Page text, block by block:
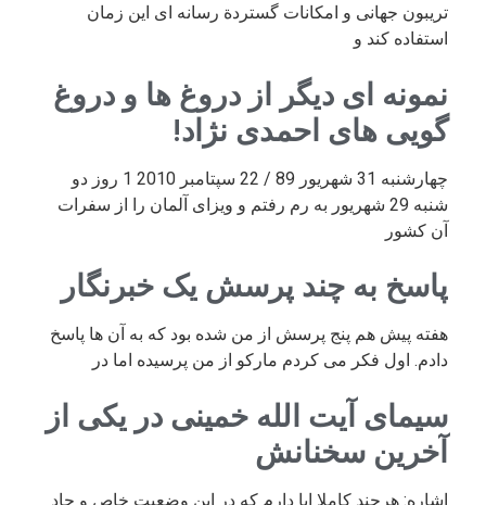
تریبون جهانی و امکانات گستردة رسانه ای این زمان
استفاده کند و
نمونه ای دیگر از دروغ ها و دروغ
گویی های احمدی نژاد!
چهارشنبه 31 شهریور 89 / 22 سپتامبر 2010 1 روز دو
شنبه 29 شهریور به رم رفتم و ویزای آلمان را از سفرات
آن کشور
پاسخ به چند پرسش یک خبرنگار
هفته پیش هم پنج پرسش از من شده بود که به آن ها پاسخ
دادم. اول فکر می کردم مارکو از من پرسیده اما در
سیمای آیت الله خمینی در یکی از
آخرین سخنانش
اشاره: هرچند کاملا ابا دارم که در این وضعیت خاص و حاد